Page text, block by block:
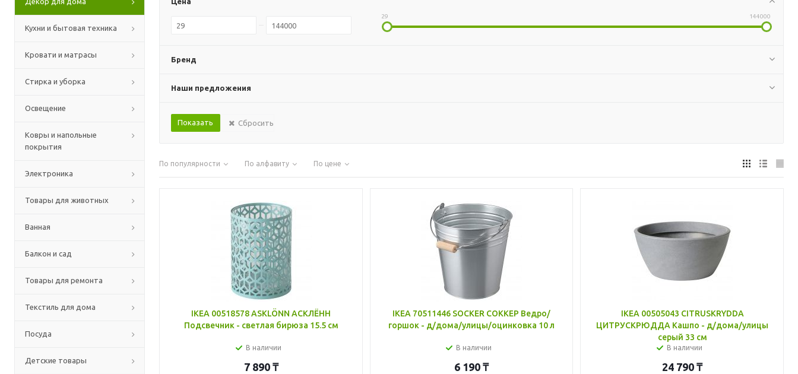
Кухни и бытовая техника
Кровати и матрасы
Стирка и уборка
Освещение
Ковры и напольные
покрытия
Электроника
Товары для животных
Ванная
Балкон и сад
Товары для ремонта
Текстиль для дома
Посуда
Детские товары
29 144000
Бренд
Наши предложения
Сбросить
По популярности По алфавиту По цене
IKEA 00518578 ASKLÖNN АСКЛЁНН
Подсвечник - светлая бирюза 15.5 см
В наличии
7 890₸
IKEA 70511446 SOCKER СОККЕР Ведро/
горшок - д/дома/улицы/оцинковка 10 л
В наличии
6 190 ₸
IKEA 00505043 CITRUSKRYDDA
ЦИТРУСКРЮДДА Кашпо - д/дома/улицы
серый 33 см
В наличии
24 790 ₸